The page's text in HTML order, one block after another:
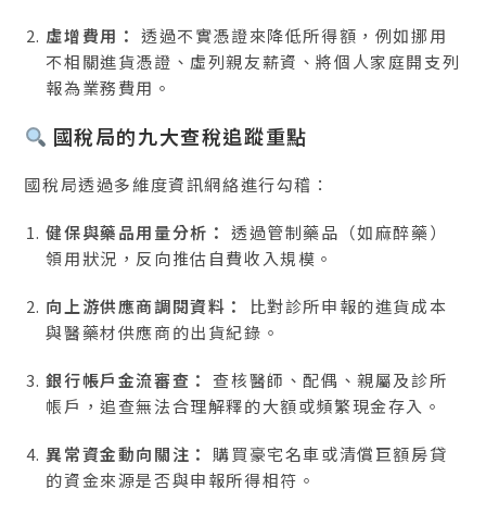
虛增費用： 透過不實憑證來降低所得額，例如挪用
不相關進貨憑證、虛列親友薪資、將個人家庭開支列
報為業務費用。
國稅局的九大查稅追蹤重點
國稅局透過多維度資訊網絡進行勾稽：
健保與藥品用量分析： 透過管制藥品（如麻醉藥）
領用狀況，反向推估自費收入規模。
向上游供應商調閱資料：
比對診所申報的進貨成本
與醫藥材供應商的出貨紀錄。
銀行帳戶金流審查： 查核醫師、配偶、親屬及診所
帳戶，追查無法合理解釋的大額或頻繁現金存入。
異常資金動向關注：
購買豪宅名車或清償巨額房貸
的資金來源是否與申報所得相符。